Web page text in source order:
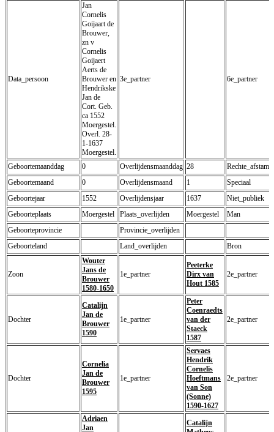
Data_persoon
Jan
Cornelis
Goijaart de
Brouwer,
zn v
Cornelis
Goijaert
Aerts de
Brouwer en
Hendrikske
Jan de
Cort. Geb.
ca 1552
Moergestel.
Overl. 28-
1-1637
Moergestel.
3e_partner 6e_partner
Geboortemaanddag 0 Overlijdensmaanddag 28
Geboortemaand
0 Overlijdensmaand 1
Speciaal
Geboortejaar
1552 Overlijdensjaar 1637
Niet_publiek
Geboorteplaats
Moergestel Plaats_overlijden Moergestel
Man
Geboorteprovincie
Provincie_overlijden
Geboorteland
Land_overlijden Bron
Zoon
Wouter
Jans de
Brouwer
1580-1650
1e_partner
Peeterke
Dirx van
Hout 1585
2e_partner
Dochter
Catalijn
Jan de
Brouwer
1590
1e_partner
Peter
Coenraedts
van der
Staeck
1587
2e_partner
Dochter
Cornelia
Jan de
Brouwer
1595
1e_partner
Servaes
Hendrik
Cornelis
Hoeftmans
van Son
(Sonne)
1590-1627
2e_partner
Adriaen
Jan
Catalijn